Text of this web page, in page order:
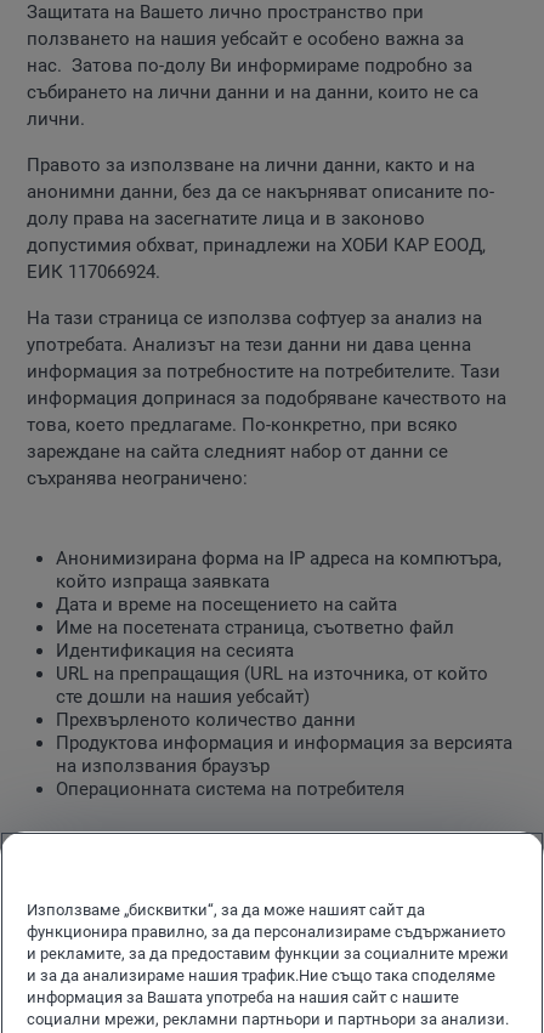
Защитата на Вашето лично пространство при
ползването на нашия уебсайт е особено важна за
нас. Затова по-долу Ви информираме подробно за
събирането на лични данни и на данни, които не са
лични.
Правото за използване на лични данни, както и на
анонимни данни, без да се накърняват описаните по-
долу права на засегнатите лица и в законово
допустимия обхват, принадлежи на ХОБИ КАР ЕООД,
ЕИК 117066924.
На тази страница се използва софтуер за анализ на
употребата. Анализът на тези данни ни дава ценна
информация за потребностите на потребителите. Тази
информация допринася за подобряване качеството на
това, което предлагаме. По-конкретно, при всяко
зареждане на сайта следният набор от данни се
съхранява неограничено:
Анонимизирана форма на IP адреса на компютъра,
който изпраща заявката
Дата и време на посещението на сайта
Име на посетената страница, съответно файл
Идентификация на сесията
URL на препращащия (URL на източника, от който
сте дошли на нашия уебсайт)
Прехвърленото количество данни
Продуктова информация и информация за версията
на използвания браузър
Операционната система на потребителя
интернет настройки. Почти всеки уебсайт използва
тази технология. Тя се сваля от Вашия интернет
браузър при първото посещение на уебсайта. При
следващо посещение на този уебсайт със същото
крайно устройство, „бисквитката” и съхранената в нея
Използваме „бисквитки“, за да може нашият сайт да
функционира правилно, за да персонализираме съдържанието
и рекламите, за да предоставим функции за социалните мрежи
и за да анализираме нашия трафик.Ние също така споделяме
информация за Вашата употреба на нашия сайт с нашите
социални мрежи, рекламни партньори и партньори за анализи.